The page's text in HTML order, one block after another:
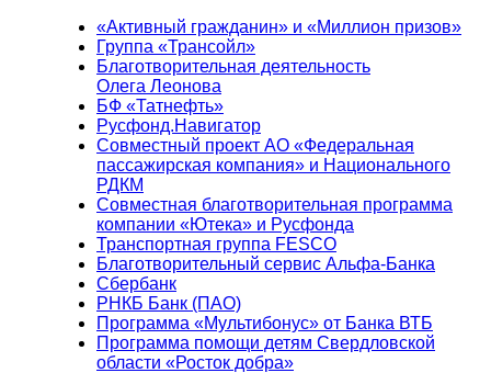
«Активный гражданин» и «Миллион призов»
Группа «Трансойл»
Благотворительная деятельность
Олега Леонова
БФ «Татнефть»
Русфонд.Навигатор
Совместный проект АО «Федеральная
пассажирская компания» и Национального
РДКМ
Совместная благотворительная программа
компании «Ютека» и Русфонда
Транспортная группа FESCO
Благотворительный сервис Альфа-Банка
Сбербанк
РНКБ Банк (ПАО)
Программа «Мультибонус» от Банка ВТБ
Программа помощи детям Свердловской
области «Росток добра»